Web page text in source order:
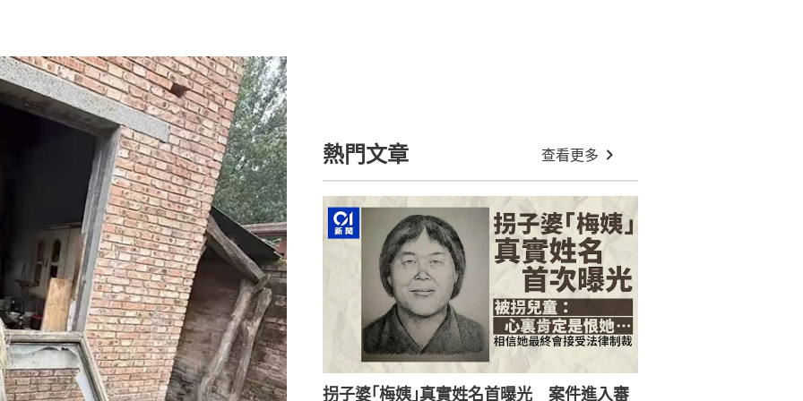
熱門文章 查看更多
拐子婆｢梅姨｣真實姓名首曝光 案件進入審